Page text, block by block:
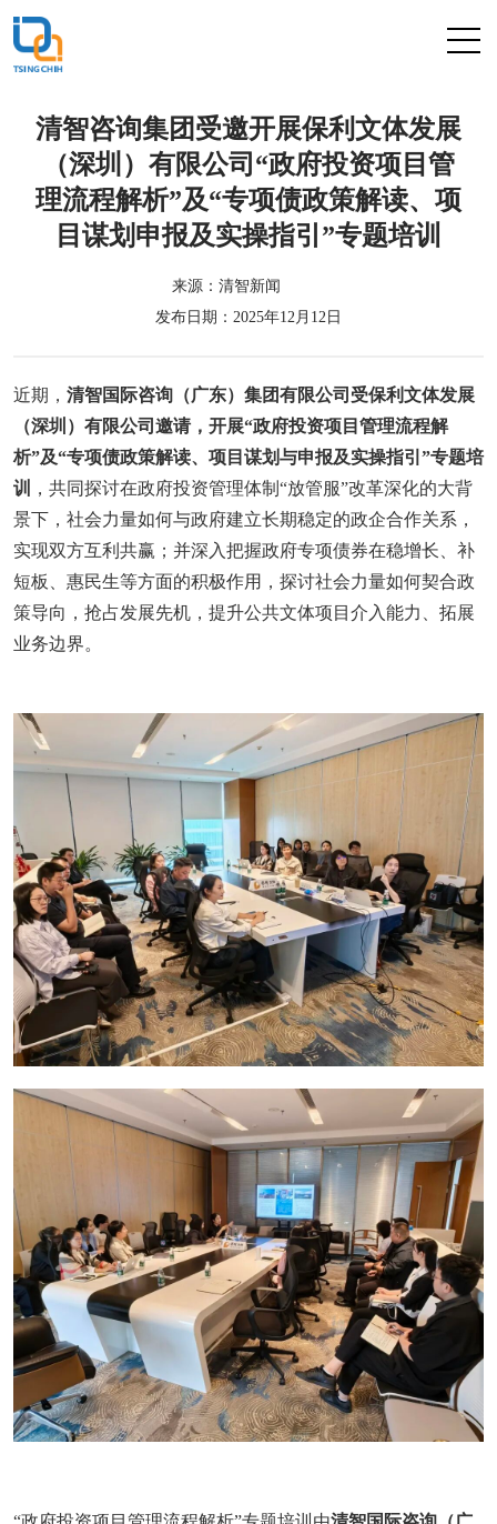
清智咨询集团受邀开展保利文体发展
（深圳）有限公司“政府投资项目管
理流程解析”及“专项债政策解读、项
目谋划申报及实操指引”专题培训
来源：清智新闻
发布日期：2025年12月12日
近期， 清智国际咨询（广东）集团有限公司受保利文体发展
（深圳）有限公司邀请，开展“政府投资项目管理流程解
析”及“专项债政策解读、项目谋划与申报及实操指引”专题培
训
，共同探讨在政府投资管理体制“放管服”改革深化的大背
景下，社会力量如何与政府建立长期稳定的政企合作关系，
实现双方互利共赢；并深入把握政府专项债券在稳增长、补
短板、惠民生等方面的积极作用，探讨社会力量如何契合政
策导向，抢占发展先机，提升公共文体项目介入能力、拓展
业务边界。